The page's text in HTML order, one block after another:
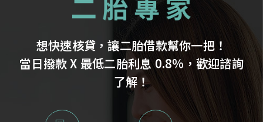
想快速核貸，讓二胎借款幫你一把！
當日撥款 X 最低二胎利息 0.8%，歡迎諮詢
了解！